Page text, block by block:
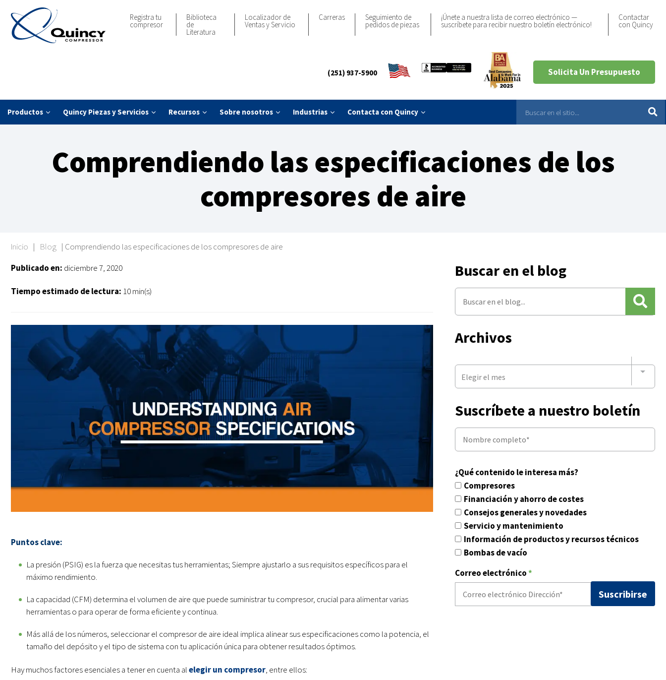
Registra tu
compresor
Biblioteca
de
Literatura
Localizador de
Ventas y Servicio
Carreras Seguimiento de
pedidos de piezas
¡Únete a nuestra lista de correo electrónico —
suscríbete para recibir nuestro boletín electrónico!
Contactar
con Quincy
(251) 937-5900 Solicita Un Presupuesto
Productos Quincy Piezas y Servicios Recursos Sobre nosotros Industrias Contacta con Quincy
Comprendiendo las especificaciones de los
compresores de aire
Inicio | Blog | Comprendiendo las especificaciones de los compresores de aire
Publicado en: diciembre 7, 2020
Tiempo estimado de lectura: 10 min(s)
Puntos clave:
La presión (PSIG) es la fuerza que necesitas tus herramientas; Siempre ajustarlo a sus requisitos específicos para el
máximo rendimiento.
La capacidad (CFM) determina el volumen de aire que puede suministrar tu compresor, crucial para alimentar varias
herramientas o para operar de forma eficiente y continua.
Más allá de los números, seleccionar el compresor de aire ideal implica alinear sus especificaciones como la potencia, el
tamaño del depósito y el tipo de sistema con tu aplicación única para obtener resultados óptimos.
Hay muchos factores esenciales a tener en cuenta alelegir un compresor, entre ellos:
Buscar en el blog
Archivos
Elegir el mes
Suscríbete a nuestro boletín
¿Qué contenido le interesa más?
Compresores
Financiación y ahorro de costes
Consejos generales y novedades
Servicio y mantenimiento
Información de productos y recursos técnicos
Bombas de vacío
Correo electrónico*